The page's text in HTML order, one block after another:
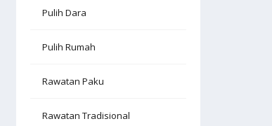
Pulih Dara
Pulih Rumah
Rawatan Paku
Rawatan Tradisional